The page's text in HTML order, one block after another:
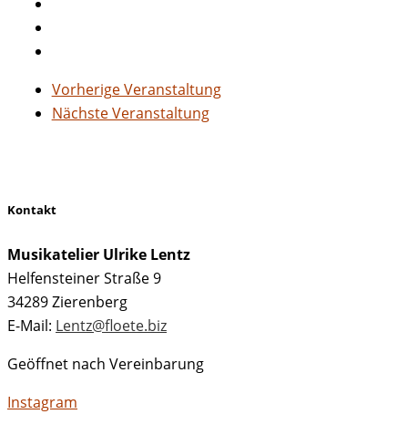
Vorherige Veranstaltung
Nächste Veranstaltung
Kontakt
Musikatelier Ulrike Lentz
Helfensteiner Straße 9
34289 Zierenberg
E-Mail: Lentz@floete.biz
Geöffnet nach Vereinbarung
Instagram